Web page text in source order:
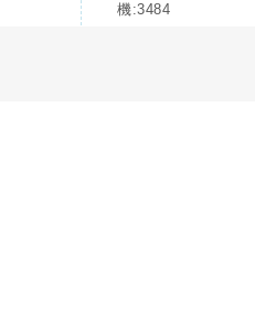
機:3484